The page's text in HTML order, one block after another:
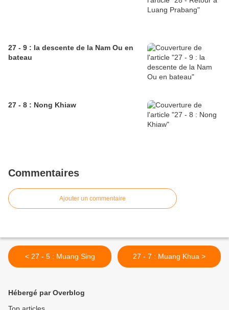
27 - 9 : la descente de la Nam Ou en
bateau
27 - 8 : Nong Khiaw
Commentaires
Ajouter un commentaire
< 27 - 5 : Muang Sing 27 - 7 : Muang Khua >
Hébergé par Overblog